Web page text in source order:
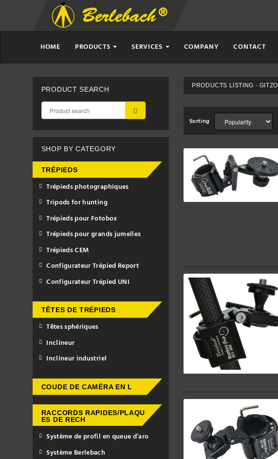
HOME PRODUCTS SERVICES COMPANY CONTACT
PRODUCTS LISTING - GITZO
Sorting
PRODUCT SEARCH
SHOP BY CATEGORY
TRÉPIEDS
Trépieds photographiques
Tripods for hunting
Trépieds pour Fotobox
Trépieds pour grands jumelles
Trépieds CEM
Configurateur Trépied Report
Configurateur Trépied UNI
TÊTES DE TRÉPIEDS
Têtes sphériques
Inclineur
Inclineur industriel
COUDE DE CAMÉRA EN L
RACCORDS RAPIDES/PLAQU
ES DE RECH
Système de profil en queue d’aro
Système Berlebach